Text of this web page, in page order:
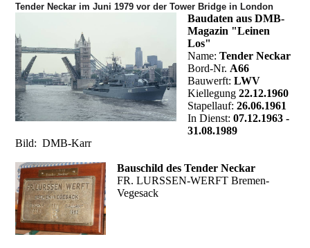
Tender Neckar im Juni 1979 vor der Tower Bridge in London
Baudaten aus DMB-
Magazin "Leinen
Los"
Name: Tender Neckar
Bord-Nr. A66
Bauwerft: LWV
Kiellegung 22.12.1960
Stapellauf: 26.06.1961
In Dienst: 07.12.1963 -
31.08.1989
Bild: DMB-Karr
Bauschild des Tender Neckar
FR. LURSSEN-WERFT Bremen-
Vegesack